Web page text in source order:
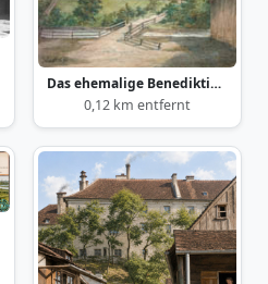
Das ehemalige Benediktinerinnen-Kloster am Lilienberg
0,12 km entfernt